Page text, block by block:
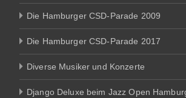
Die Hamburger CSD-Parade 2009
Die Hamburger CSD-Parade 2017
Diverse Musiker und Konzerte
Django Deluxe beim Jazz Open